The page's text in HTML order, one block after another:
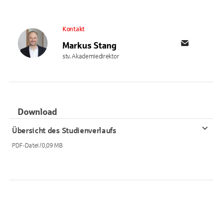
Kontakt
Markus Stang
stv. Akademiedirektor
E-Mail
Download
Übersicht des Studienverlaufs
PDF-Datei / 0,09 MB